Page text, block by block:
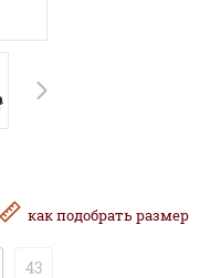
какподобрать размер
43